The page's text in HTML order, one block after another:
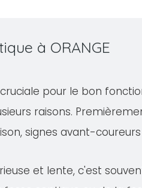
à ORANGE
pour le bon
raisons.
signes avant-
et lente, c'est